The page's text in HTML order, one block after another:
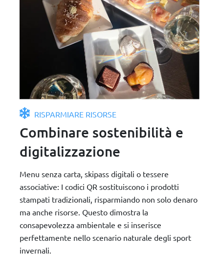
RISPARMIARE RISORSE
Combinare sostenibilità e
digitalizzazione
Menu senza carta, skipass digitali o tessere
associative: I codici QR sostituiscono i prodotti
stampati tradizionali, risparmiando non solo denaro
ma anche risorse. Questo dimostra la
consapevolezza ambientale e si inserisce
perfettamente nello scenario naturale degli sport
invernali.